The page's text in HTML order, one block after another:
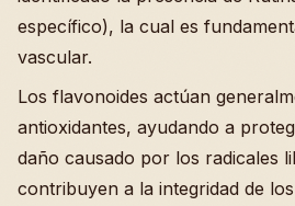
específico), la cual es
vascular.
Los flavonoides actúan
antioxidantes, ayudando a
daño causado por los radicales
contribuyen a la integridad de